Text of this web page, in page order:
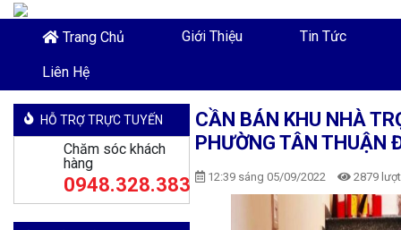
Trang Chủ Giới Thiệu Tin Tức
Liên Hệ
CẦN BÁN KHU NHÀ
PHƯỜNG TÂN THUẬN
12:39 sáng 05/09/2022 2879
HỖ TRỢ TRỰC TUYẾN
Chăm sóc khách
hàng
0948.328.383